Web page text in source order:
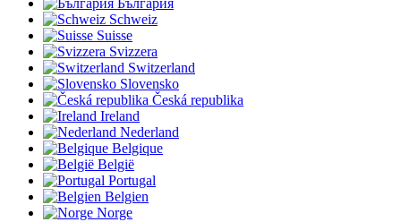
България
Schweiz
Suisse
Svizzera
Switzerland
Slovensko
Česká republika
Ireland
Nederland
Belgique
België
Portugal
Belgien
Norge